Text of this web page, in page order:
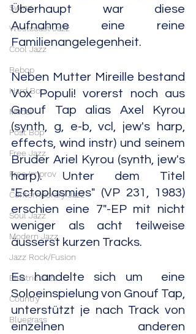
Swing
Westcoast Jazz
Cool Jazz
Bebop
Hard Bop
Modal
Post Bop
Free Jazz
Free Improv
Contemporary Jazz
Soul Jazz
Modern Jazz
Jazz Rock/Fusion
Electric Jazz
Country
Bluegrass
Überhaupt war diese
Aufnahme eine reine
Familienangelegenheit.
Neben Mutter Mireille bestand
Vox Populi! vorerst noch aus
Gnouf Tap alias Axel Kyrou
(synth, g, e-b, vcl, jew's harp,
effects, wind instr) und seinem
Bruder Ariel Kyrou (synth, jew's
harp). Unter dem Titel
"Ectoplasmies" (VP 231, 1983)
erschien eine 7"-EP mit nicht
weniger als acht teilweise
äusserst kurzen Tracks.
Es handelte sich um  eine
Soloeinspielung von Gnouf Tap,
unterstützt je nach Track von
einzelnen anderen